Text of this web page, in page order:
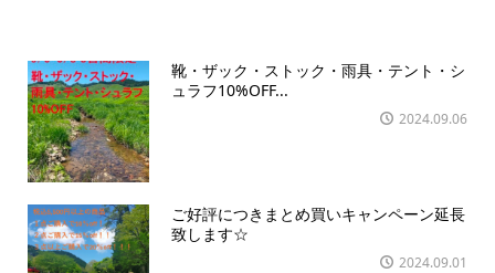
靴・ザック・ストック・雨具・テント・シ
ュラフ10%OFF...
2024.09.06
ご好評につきまとめ買いキャンペーン延長
致します☆
2024.09.01